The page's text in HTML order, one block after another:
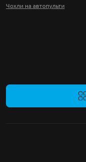
Чохли на автопульти